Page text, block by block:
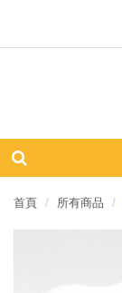
首頁 所有商品